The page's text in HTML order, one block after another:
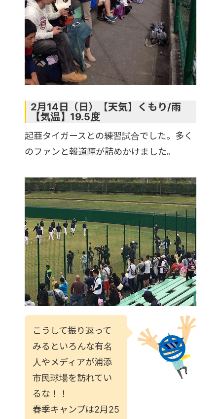
2月14日（日）【天気】くもり/雨
【気温】19.5度
起亜タイガースとの練習試合でした。多く
のファンと報道陣が詰めかけました。
こうして振り返って
みるといろんな有名
人やメディアが浦添
市民球場を訪れてい
るな！！
春季キャンプは2月25